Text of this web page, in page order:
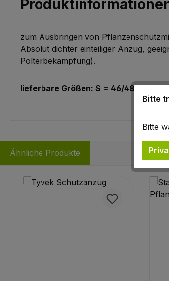
zum Ausbringen von
Absolut dichter einteiliger Anzug,
Polterbekämpfung).
lieferbare Größen: S = 46/48, M=50/
Ähnliche Produkte
Produktgalerie überspringen
Bitte
Bitte